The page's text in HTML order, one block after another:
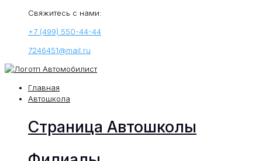
Свяжитесь с нами:
+7 (499) 550-44-44
7246451@mail.ru
Главная
Автошкола
Страница Автошколы